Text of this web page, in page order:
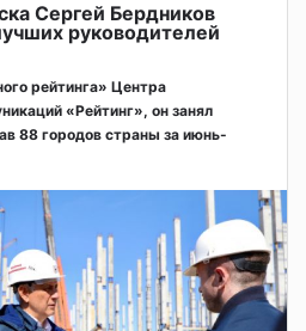
Сергей Бердников
руководителей
рейтинга» Центра
«Рейтинг», он занял
88 городов страны за июнь-